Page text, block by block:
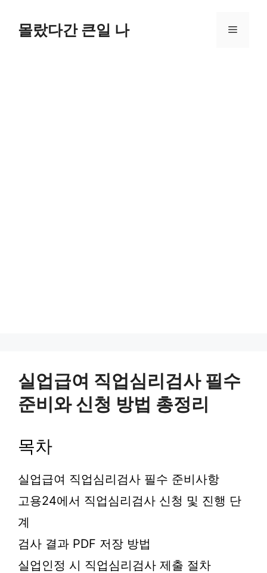
몰랐다간 큰일 나 메
실업급여 직업심리검사 필수
준비와 신청 방법 총정리
목차
실업급여 직업심리검사 필수 준비사항
고용24에서 직업심리검사 신청 및 진행 단
계
검사 결과 PDF 저장 방법
실업인정 시 직업심리검사 제출 절차